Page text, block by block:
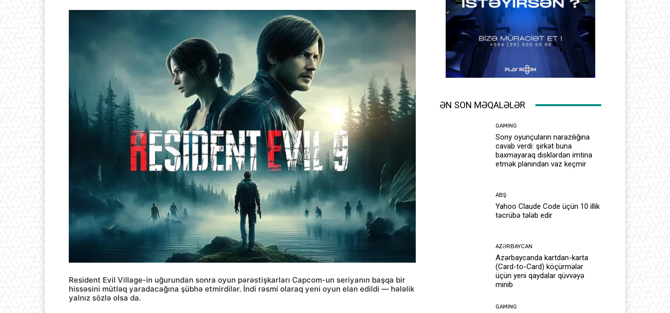
Resident Evil Village-in uğurundan sonra oyun pərəstişkarları Capcom-un seriyanın başqa bir
hissəsini mütləq yaradacağına şübhə etmirdilər. İndi rəsmi olaraq yeni oyun elan edildi — hələlik
yalnız sözlə olsa da.
ƏN SON MƏQALƏLƏR
GAMING
Sony oyunçuların narazılığına
cavab verdi: şirkət buna
baxmayaraq disklərdən imtina
etmək planından vaz keçmir
ABŞ
Yahoo Claude Code üçün 10 illik
təcrübə tələb edir
AZƏRBAYCAN
Azərbaycanda kartdan-karta
(Card-to-Card) köçürmələr
üçün yeni qaydalar qüvvəyə
minib
GAMING